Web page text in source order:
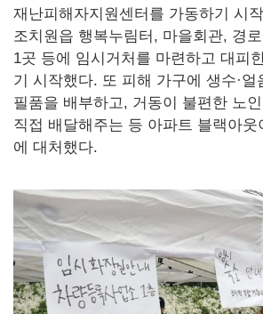
재난피해자지원센터를 가동하기 시
조치원읍 행복누림터, 마을회관, 경
1곳 등에 임시거처를 마련하고 대피
기 시작했다. 또 피해 가구에 생수·얼
필품을 배부하고, 거동이 불편한 노
직접 배달해주는 등 아파트 블랙아
에 대처했다.